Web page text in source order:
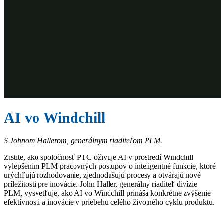
AI vo Windchill
S Johnom Hallerom, generálnym riaditeľom PLM.
Zistite, ako spoločnosť PTC oživuje AI v prostredí Windchill
vylepšením PLM pracovných postupov o inteligentné funkcie, ktoré
urýchľujú rozhodovanie, zjednodušujú procesy a otvárajú nové
príležitosti pre inovácie. John Haller, generálny riaditeľ divízie
PLM, vysvetľuje, ako AI vo Windchill prináša konkrétne zvýšenie
efektívnosti a inovácie v priebehu celého životného cyklu produktu.